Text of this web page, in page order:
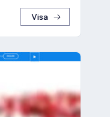
Visa